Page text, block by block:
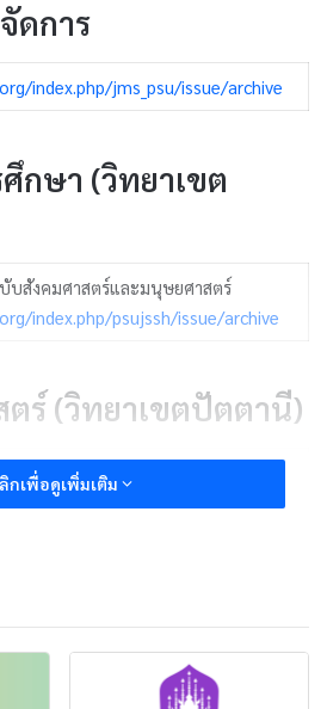
ดการ
index.php/jms_psu/issue/archive
กษา (วิทยาเขต
บสังคมศาสตร์และมนุษยศาสตร์
index.php/psujssh/issue/archive
ร์ (วิทยาเขตปัตตานี)
edupsu/issue/archive
(วิทยาเขตภูเก็ต)
index.php/jis/issue/archive
กเพื่อดูเพิ่มเติม